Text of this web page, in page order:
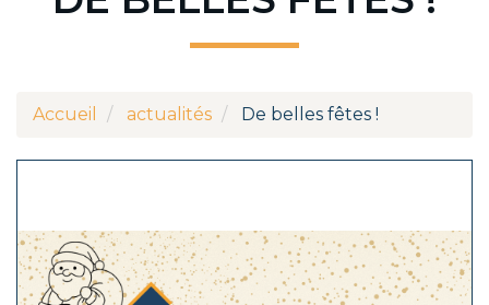
Accueil actualités De belles fêtes !